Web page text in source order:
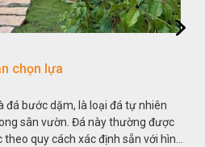
lựa
bước dặm, là loại đá tự nhiên
vườn. Đá này thường được
quy cách xác định sẵn với hình